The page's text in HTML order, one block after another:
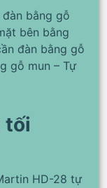
bằng gỗ
bên bằng
đàn bằng gỗ
gỗ mun – Tự
tối
HD-28 tự